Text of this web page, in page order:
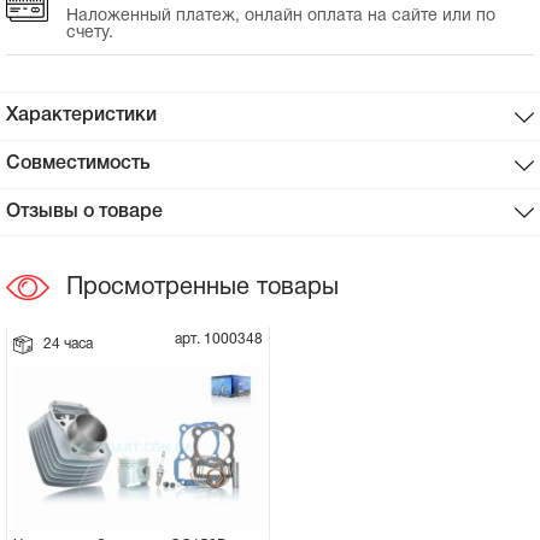
Сцепное устройство, шплинт
Свечи на мотоблок
Элементы управления, тросики на
Навесное и запчасти к нему
Наложенный платеж, онлайн оплата на сайте или по
счету.
Характеристики
Совместимость
Отзывы о товаре
Просмотренные товары
24 часа арт. 1000348